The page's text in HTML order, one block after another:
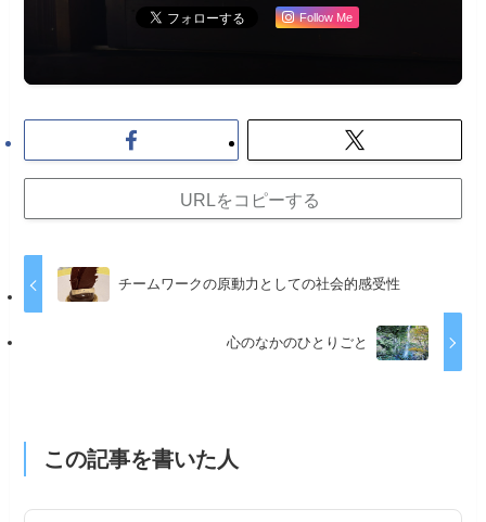
Follow Me
URLをコピーする
チームワークの原動力としての社会的感受性
心のなかのひとりごと
この記事を書いた人